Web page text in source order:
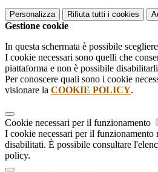
Personalizza Rifiuta tutti i cookies
Gestione cookie
In questa schermata è possibile
I cookie necessari sono quelli che
piattaforma e non è possibile
Per conoscere quali sono i cookie
visionare la COOKIE POLICY.
Cookie necessari per il funzionamento
I cookie necessari per il funzionamento
disabilitati. È possibile consultare
policy.